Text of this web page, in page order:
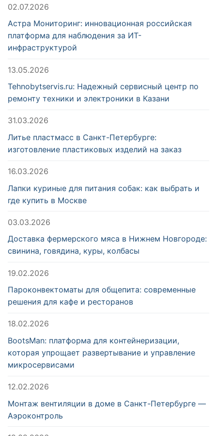
02.07.2026
Астра Мониторинг: инновационная российская
платформа для наблюдения за ИТ-
инфраструктурой
13.05.2026
Tehnobytservis.ru: Надежный сервисный центр по
ремонту техники и электроники в Казани
31.03.2026
Литье пластмасс в Санкт-Петербурге:
изготовление пластиковых изделий на заказ
16.03.2026
Лапки куриные для питания собак: как выбрать и
где купить в Москве
03.03.2026
Доставка фермерского мяса в Нижнем Новгороде:
свинина, говядина, куры, колбасы
19.02.2026
Пароконвектоматы для общепита: современные
решения для кафе и ресторанов
18.02.2026
BootsMan: платформа для контейнеризации,
которая упрощает развертывание и управление
микросервисами
12.02.2026
Монтаж вентиляции в доме в Санкт-Петербурге —
Аэроконтроль